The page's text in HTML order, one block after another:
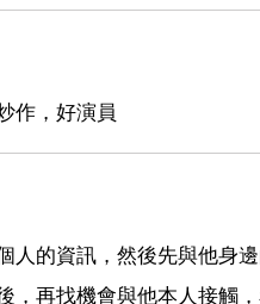
作，好演員
人的資訊，然後先與他身
，再找機會與他本人接觸